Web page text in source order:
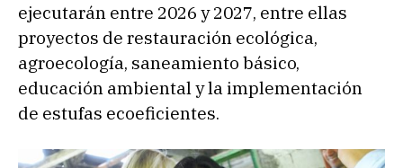
ejecutarán entre 2026 y 2027, entre ellas
proyectos de restauración ecológica,
agroecología, saneamiento básico,
educación ambiental y la implementación
de estufas ecoeficientes.